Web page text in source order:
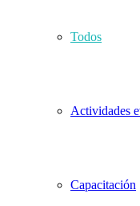
Todos
Actividades
Capacitación